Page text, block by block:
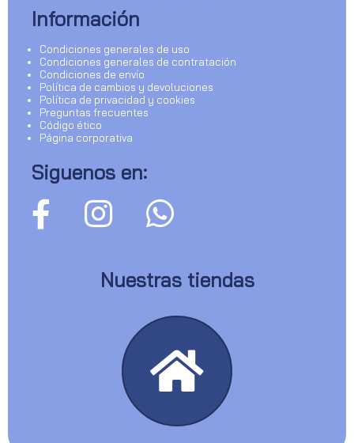
Información
Condiciones generales de uso
Condiciones generales de contratación
Condiciones de envío
Política de cambios y devoluciones
Política de privacidad y cookies
Preguntas frecuentes
Código ético
Página corporativa
Siguenos en:
Nuestras tiendas